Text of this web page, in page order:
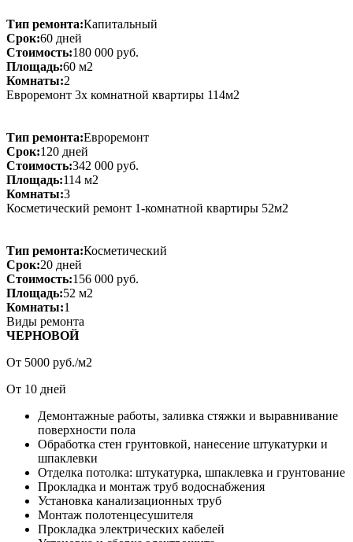
Тип ремонта:Капитальный
Срок:60 дней
Стоимость:180 000 руб.
Площадь:60 м2
Комнаты:2
Евроремонт 3х комнатной квартиры 114м2
Тип ремонта:Евроремонт
Срок:120 дней
Стоимость:342 000 руб.
Площадь:114 м2
Комнаты:3
Косметический ремонт 1-комнатной квартиры 52м2
Тип ремонта:Косметический
Срок:20 дней
Стоимость:156 000 руб.
Площадь:52 м2
Комнаты:1
Виды ремонта
ЧЕРНОВОЙ
От 5000 руб./м2
От 10 дней
Демонтажные работы, заливка стяжки и выравнивание
поверхности пола
Обработка стен грунтовкой, нанесение штукатурки и
шпаклевки
Отделка потолка: штукатурка, шпаклевка и грунтование
Прокладка и монтаж труб водоснабжения
Установка канализационных труб
Монтаж полотенцесушителя
Прокладка электрических кабелей